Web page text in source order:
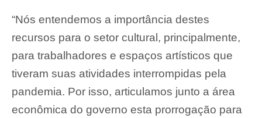
“Nós entendemos a importância destes
recursos para o setor cultural, principalmente,
para trabalhadores e espaços artísticos que
tiveram suas atividades interrompidas pela
pandemia. Por isso, articulamos junto a área
econômica do governo esta prorrogação para